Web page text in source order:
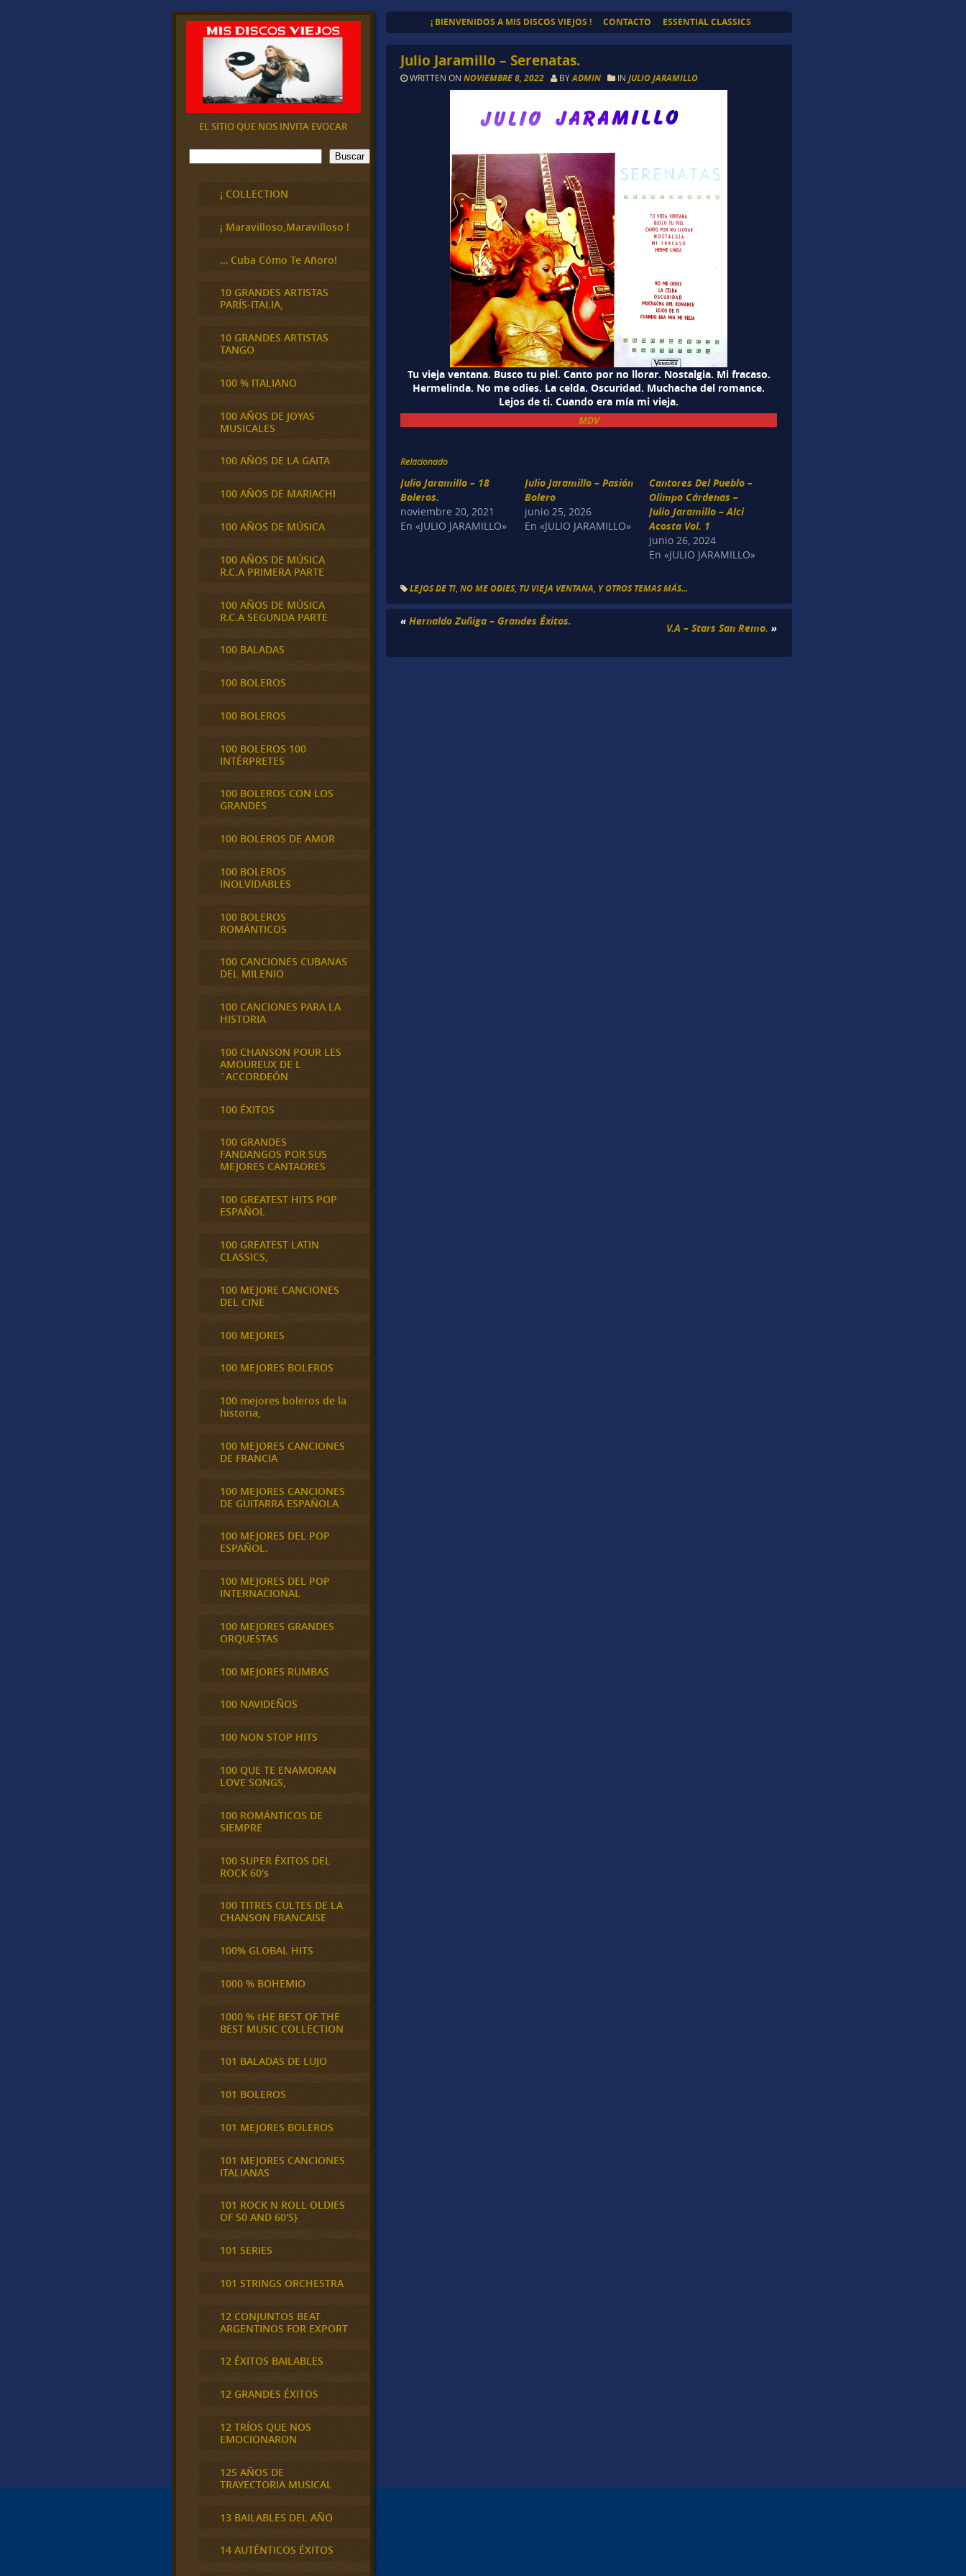
¡ BIENVENIDOS A MIS DISCOS VIEJOS ! CONTACTO ESSENTIAL CLASSICS
Julio Jaramillo – Serenatas.
WRITTEN ONNOVIEMBRE 8, 2022 BYADMIN INJULIO JARAMILLO
Tu vieja ventana. Busco tu piel. Canto por no llorar. Nostalgia. Mi fracaso.
Hermelinda. No me odies. La celda. Oscuridad. Muchacha del romance.
Lejos de ti. Cuando era mía mi vieja.
MDV
Relacionado
Julio Jaramillo – 18
Boleros.
noviembre 20, 2021
En «JULIO JARAMILLO»
Julio Jaramillo – Pasión
Bolero
junio 25, 2026
En «JULIO JARAMILLO»
Cantores Del Pueblo –
Olimpo Cárdenas –
Julio Jaramillo – Alci
Acosta Vol. 1
junio 26, 2024
En «JULIO JARAMILLO»
LEJOS DE TI ,NO ME ODIES, TU VIEJA VENTANA Y OTROS TEMAS MÁS...
«Hernaldo Zuñiga – Grandes Éxitos.
V.A – Stars San Remo. »
EL SITIO QUE NOS INVITA EVOCAR
B
u
Buscar
¡ COLLECTION
¡ Maravilloso,Maravilloso !
… Cuba Cómo Te Añoro!
10 GRANDES ARTISTAS
PARÍS-ITALIA,
10 GRANDES ARTISTAS
TANGO
100 % ITALIANO
100 AÑOS DE JOYAS
MUSICALES
100 AÑOS DE LA GAITA
100 AÑOS DE MARIACHI
100 AÑOS DE MÚSICA
100 AÑOS DE MÚSICA
R.C.A PRIMERA PARTE
100 AÑOS DE MÚSICA
R.C.A SEGUNDA PARTE
100 BALADAS
100 BOLEROS
100 BOLEROS
100 BOLEROS 100
INTÉRPRETES
100 BOLEROS CON LOS
GRANDES
100 BOLEROS DE AMOR
100 BOLEROS
INOLVIDABLES
100 BOLEROS
ROMÁNTICOS
100 CANCIONES CUBANAS
DEL MILENIO
100 CANCIONES PARA LA
HISTORIA
100 CHANSON POUR LES
AMOUREUX DE L
´ACCORDEÓN
100 ÉXITOS
100 GRANDES
FANDANGOS POR SUS
MEJORES CANTAORES
100 GREATEST HITS POP
ESPAÑOL
100 GREATEST LATIN
CLASSICS,
100 MEJORE CANCIONES
DEL CINE
100 MEJORES
100 MEJORES BOLEROS
100 mejores boleros de la
historia,
100 MEJORES CANCIONES
DE FRANCIA
100 MEJORES CANCIONES
DE GUITARRA ESPAÑOLA
100 MEJORES DEL POP
ESPAÑOL.
100 MEJORES DEL POP
INTERNACIONAL
100 MEJORES GRANDES
ORQUESTAS
100 MEJORES RUMBAS
100 NAVIDEÑOS
100 NON STOP HITS
100 QUE TE ENAMORAN
LOVE SONGS,
100 ROMÁNTICOS DE
SIEMPRE
100 SUPER ÉXITOS DEL
ROCK 60's
100 TITRES CULTES DE LA
CHANSON FRANCAISE
100% GLOBAL HITS
1000 % BOHEMIO
1000 % tHE BEST OF THE
BEST MUSIC COLLECTION
101 BALADAS DE LUJO
101 BOLEROS
101 MEJORES BOLEROS
101 MEJORES CANCIONES
ITALIANAS
101 ROCK N ROLL OLDIES
OF 50 AND 60'S}
101 SERIES
101 STRINGS ORCHESTRA
12 CONJUNTOS BEAT
ARGENTINOS FOR EXPORT
12 ÉXITOS BAILABLES
12 GRANDES ÉXITOS
12 TRÍOS QUE NOS
EMOCIONARON
125 AÑOS DE
TRAYECTORIA MUSICAL
13 BAILABLES DEL AÑO
14 AUTÉNTICOS ÉXITOS